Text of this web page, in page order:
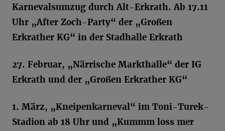
Karnevalsumzug durch Alt-Erkrath. Ab 17.11
Uhr „After Zoch-Party“ der „Großen
Erkrather KG“ in der Stadhalle Erkrath
27. Februar, „Närrische Markthalle“ der IG
Erkrath und der „Großen Erkrather KG“
1. März, „Kneipenkarneval“ im Toni-Turek-
Stadion ab 18 Uhr und „Kummm loss mer